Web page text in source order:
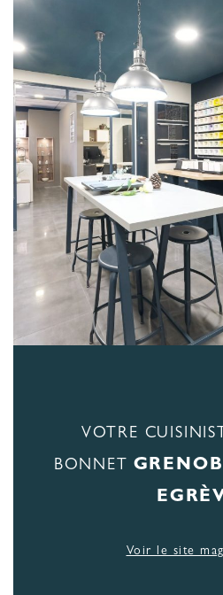
VOTRE
BONNET
Voir le site